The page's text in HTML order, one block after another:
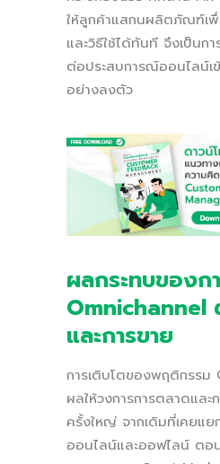
ให้ลูกค้าแสกนผลิตภัณฑ์เ
และวิธีใช้ได้ทันที จึงเป็นกา
ต่อประสบการณ์ออนไลน์เ
อย่างลงตัว
ผลกระทบของก
Omnichannel
และการขาย
การเติบโตของพฤติกรร
ผลให้วงการการตลาดแล
ครั้งใหญ่ จากเดิมที่เคยแ
ออนไลน์และออฟไลน์ ตอ